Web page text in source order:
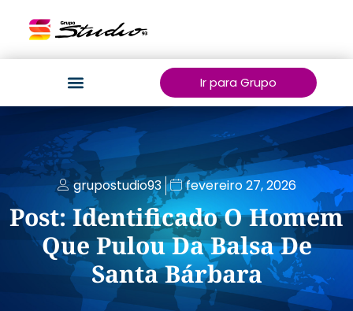
Ir para Grupo
grupostudio93 fevereiro 27, 2026
Post: Identificado O Homem
Que Pulou Da Balsa De
Santa Bárbara